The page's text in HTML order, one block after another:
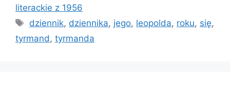
literackie z 1956
Tagi
dziennik, dziennika, jego, leopolda, roku, się,
tyrmand , tyrmanda